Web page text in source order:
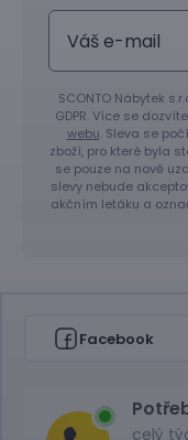
SCONTO Nábytek
GDPR. Více se
webu. Sleva se
zboží, pro které byla
se pouze na nově
slevy nebude
akčním letáku a
Facebook
celý